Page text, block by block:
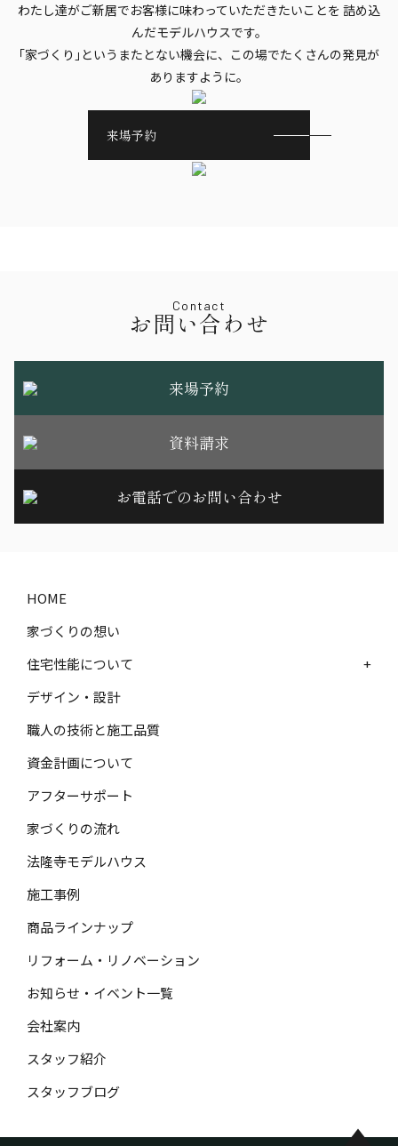
わたし達がご新居でお客様に味わっていただきたいことを 詰め込
んだモデルハウスです。
｢家づくり｣というまたとない機会に、この場でたくさんの発見が
ありますように。
来場予約
Contact
お問い合わせ
来場予約
資料請求
お電話でのお問い合わせ
HOME
家づくりの想い
住宅性能について
+
デザイン・設計
職人の技術と施工品質
資金計画について
アフターサポート
家づくりの流れ
法隆寺モデルハウス
施工事例
商品ラインナップ
リフォーム・リノベーション
お知らせ・イベント一覧
会社案内
スタッフ紹介
スタッフブログ